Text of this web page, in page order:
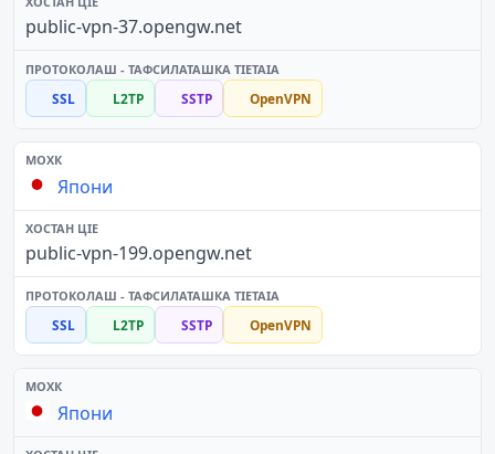
public-vpn-37.opengw.net
SSL L2TP SSTP OpenVPN
Япони
public-vpn-199.opengw.net
SSL L2TP SSTP OpenVPN
Япони